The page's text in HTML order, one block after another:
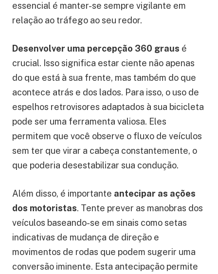
essencial é manter-se sempre vigilante em
relação ao tráfego ao seu redor.
Desenvolver uma percepção 360 graus é
crucial. Isso significa estar ciente não apenas
do que está à sua frente, mas também do que
acontece atrás e dos lados. Para isso, o uso de
espelhos retrovisores adaptados à sua bicicleta
pode ser uma ferramenta valiosa. Eles
permitem que você observe o fluxo de veículos
sem ter que virar a cabeça constantemente, o
que poderia desestabilizar sua condução.
Além disso, é importante antecipar as ações
dos motoristas. Tente prever as manobras dos
veículos baseando-se em sinais como setas
indicativas de mudança de direção e
movimentos de rodas que podem sugerir uma
conversão iminente. Esta antecipação permite